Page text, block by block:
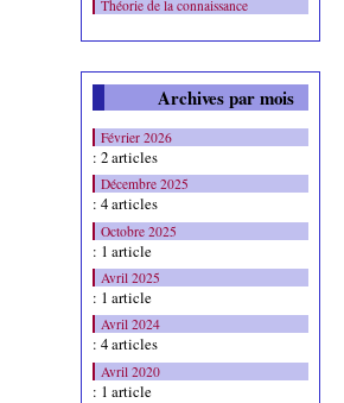
Théorie de la connaissance
Archives par mois
Février 2026
: 2 articles
Décembre 2025
: 4 articles
Octobre 2025
: 1 article
Avril 2025
: 1 article
Avril 2024
: 4 articles
Avril 2020
: 1 article